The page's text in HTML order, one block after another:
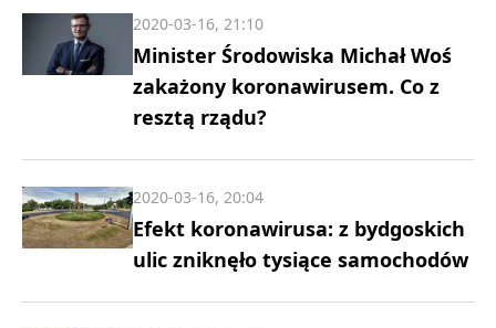
Minister Środowiska Michał Woś
zakażony koronawirusem. Co z
resztą rządu?
2020-03-16, 21:10
Efekt koronawirusa: z bydgoskich
ulic zniknęło tysiące samochodów
2020-03-16, 20:04